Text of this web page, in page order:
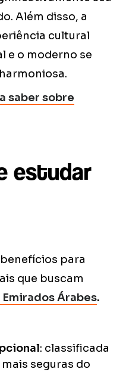
Além disso, a
cultural
e o moderno se
saber sobre
estudar
para
que buscam
Árabes.
: classificada
seguras do